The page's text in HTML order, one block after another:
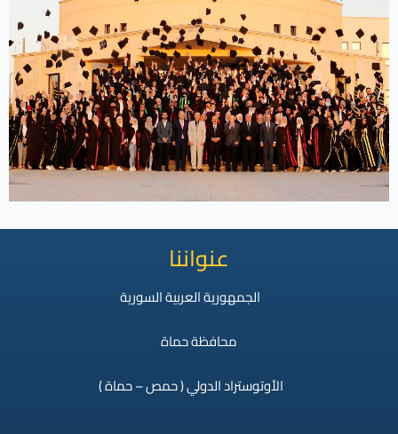
عنواننا
الجمهورية العربية السورية
محافظة حماة
الأوتوستراد الدولي ( حمص – حماة )